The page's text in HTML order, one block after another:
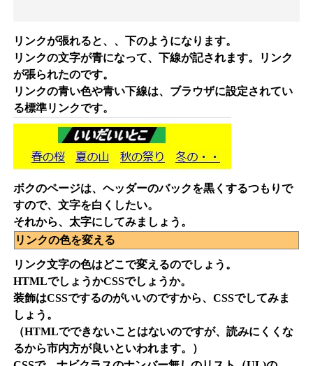
リンクが張れると、、下のようになります。
リンクの文字が青になって、下線が記されます。リンク
が張られたのです。
リンクの青い色や青い下線は、ブラウザに設定されてい
る標準リンクです。
ボクのページは、ヘッダーのバックを黒くするつもりで
すので、文字を白くしたい。
それから、太字にしてみましょう。
リンクの色を変える
リンク文字の色はどこで変えるのでしょう。
HTMLでしょうかCSSでしょうか。
装飾はCSSでするのがいいのですから、CSSでしてみま
しょう。
（HTMLでできないことはないのですが、読みにくくな
るから市内方が良いといわれます。）